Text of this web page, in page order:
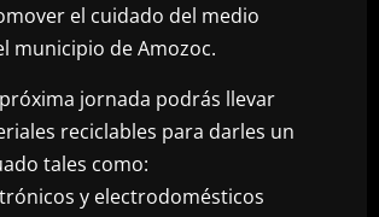
el cuidado del medio
municipio de Amozoc.
jornada podrás llevar
reciclables para darles un
tales como:
y electrodomésticos